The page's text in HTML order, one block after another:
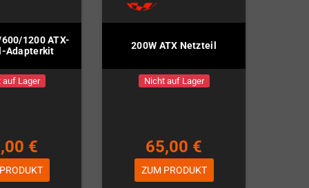
1200 ATX-
Adapterkit
auf Lager
€
200W ATX Netzteil
Nicht auf Lager
65,00 €
ZUM PRODUKT